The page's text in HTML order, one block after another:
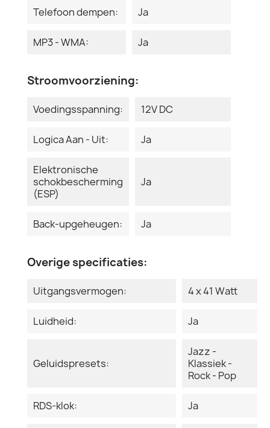
Telefoon dempen: Ja
MP3 - WMA: Ja
Stroomvoorziening:
Voedingsspanning: 12V DC
Logica Aan - Uit: Ja
Elektronische
schokbescherming
(ESP)
Ja
Back-upgeheugen: Ja
Overige specificaties:
Uitgangsvermogen: 4 x 41 Watt
Luidheid: Ja
Geluidspresets:
Jazz -
Klassiek -
Rock - Pop
RDS-klok: Ja